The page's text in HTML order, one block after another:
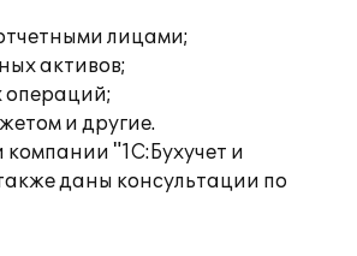
лицами;
активов;
операций;
и другие.
"1С:Бухучет и
даны консультации по